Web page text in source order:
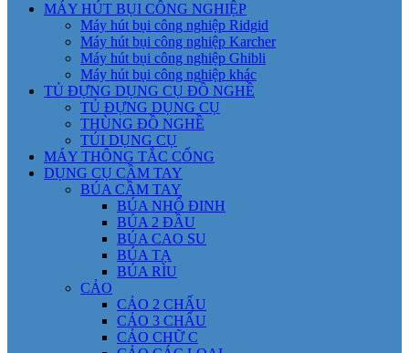
MÁY HÚT BỤI CÔNG NGHIỆP
Máy hút bụi công nghiệp Ridgid
Máy hút bụi công nghiệp Karcher
Máy hút bụi công nghiệp Ghibli
Máy hút bụi công nghiệp khác
TỦ ĐỰNG DỤNG CỤ ĐỒ NGHỀ
TỦ ĐỰNG DỤNG CỤ
THÙNG ĐỒ NGHỀ
TÚI DỤNG CỤ
MÁY THÔNG TẮC CỐNG
DỤNG CỤ CẦM TAY
BÚA CẦM TAY
BÚA NHỔ ĐINH
BÚA 2 ĐẦU
BÚA CAO SU
BÚA TẠ
BÚA RÌU
CẢO
CẢO 2 CHẤU
CẢO 3 CHẤU
CẢO CHỮ C